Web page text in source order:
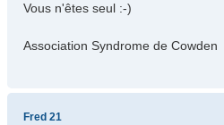
Vous n'êtes seul :-)
Association Syndrome de Cowden
Fred 21